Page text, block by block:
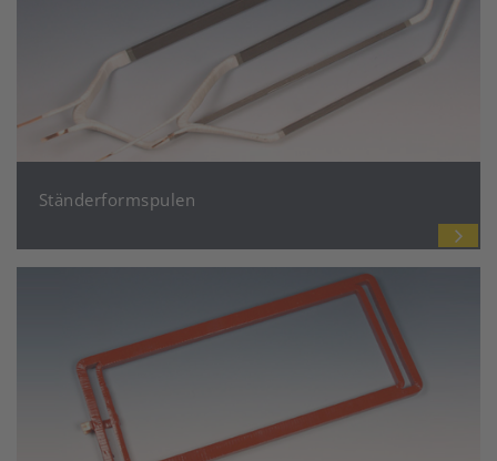
Ständerformspulen